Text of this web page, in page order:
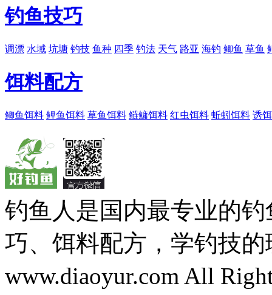
钓鱼技巧
调漂 水域 坑塘 钓技 鱼种 四季 钓法 天气 路亚 海钓 鲫鱼 草鱼
饵料配方
鲫鱼饵料 鲤鱼饵料 草鱼饵料 鲢鳙饵料 红虫饵料 蚯蚓饵料 诱
钓鱼人是国内最专业的
巧、饵料配方，学钓技
www.diaoyur.com All